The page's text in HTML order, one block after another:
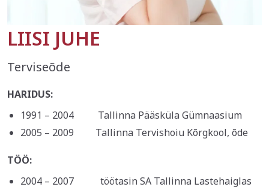
LIISI JUHE
Terviseõde
HARIDUS:
1991 – 2004 Tallinna Pääsküla Gümnaasium
2005 – 2009 Tallinna Tervishoiu Kõrgkool, õde
TÖÖ:
2004 – 2007 töötasin SA Tallinna Lastehaiglas